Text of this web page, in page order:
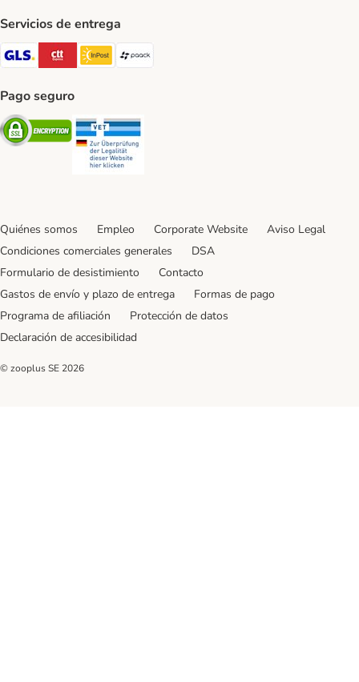
Servicios de entrega
GLS Shipping Method
CTTExpress Shipping Method
InPost Shipping Method
Pago seguro
Security
Quiénes somos Empleo Corporate Website
Aviso Legal
Condiciones comerciales generales
DSA
Formulario de desistimiento
Contacto
Gastos de envío y plazo de entrega
Formas de pago
Programa de afiliación
Protección de datos
Declaración de accesibilidad
© zooplus SE 2026